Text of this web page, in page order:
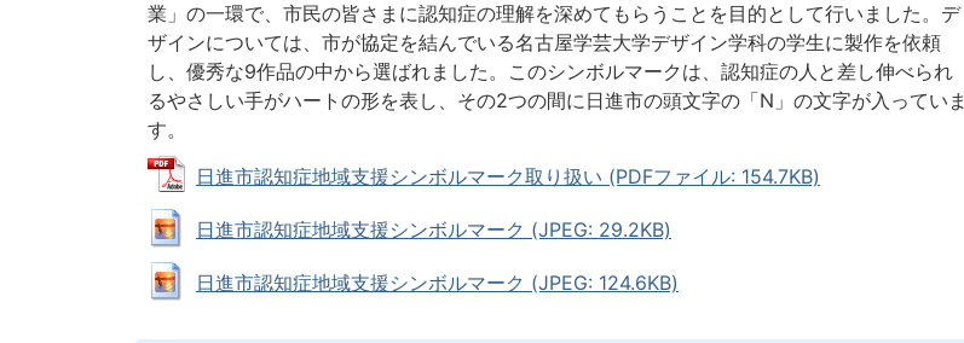
業」の一環で、市民の皆さまに認知症の理解を深めてもらうことを目的として行いました。デ
ザインについては、市が協定を結んでいる名古屋学芸大学デザイン学科の学生に製作を依頼
し、優秀な9作品の中から選ばれました。このシンボルマークは、認知症の人と差し伸べられ
るやさしい手がハートの形を表し、その2つの間に日進市の頭文字の「N」の文字が入っていま
す。
日進市認知症地域支援シンボルマーク取り扱い (PDFファイル: 154.7KB)
日進市認知症地域支援シンボルマーク (JPEG: 29.2KB)
日進市認知症地域支援シンボルマーク (JPEG: 124.6KB)